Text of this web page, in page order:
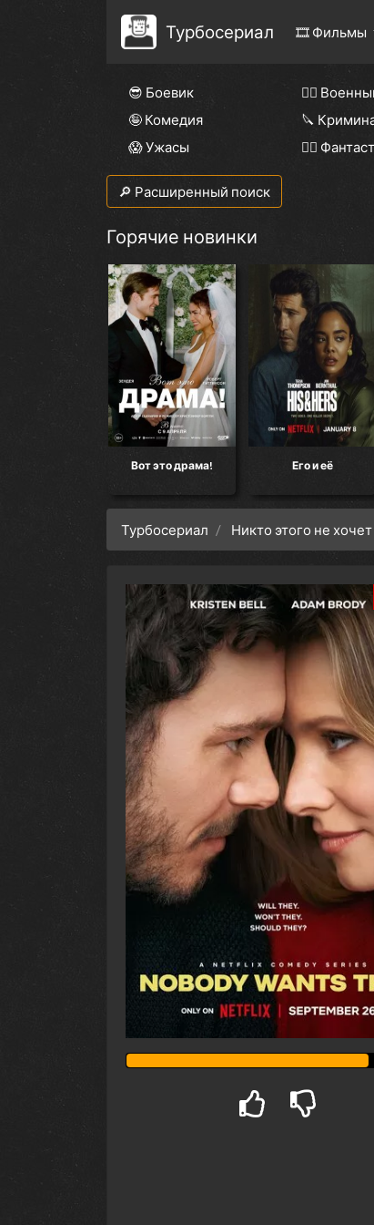
Турбосериал 🎞 Фильмы
😎 Боевик 👨‍✈️
🤪 Комедия
🔪
😱 Ужасы
🧙‍♀️
🔎 Расширенный поиск
Горячие новинки
Вот это драма!
Турбосериал Никто этого не хочет